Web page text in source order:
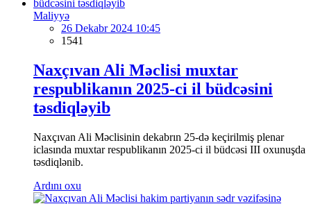
Maliyyə
26 Dekabr 2024 10:45
1541
Naxçıvan Ali Məclisi muxtar
respublikanın 2025-ci il büdcəsini
təsdiqləyib
Naxçıvan Ali Məclisinin dekabrın 25-də keçirilmiş plenar
iclasında muxtar respublikanın 2025-ci il büdcəsi III oxunuşda
təsdiqlənib.
Ardını oxu